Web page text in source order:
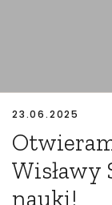
23.06.2025
Wisławy
nauki!